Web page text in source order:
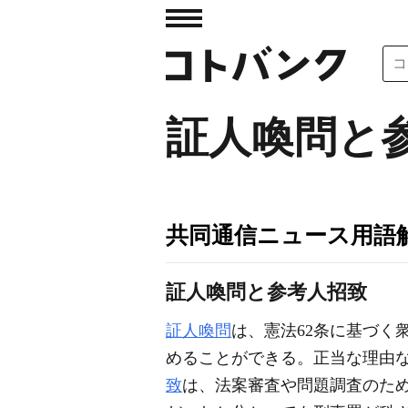
証人喚問と
共同通信ニュース用語
証人喚問と参考人招致
証人喚問は、憲法62条に基づく
めることができる。正当な理由
致は、法案審査や問題調査のた